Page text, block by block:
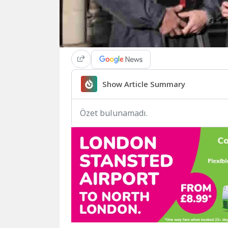
Show Article Summary
Özet bulunamadı.